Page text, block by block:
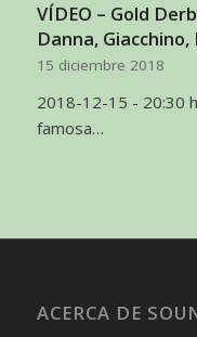
VÍDEO – Gold
Danna,
15 diciembre 2018
2018-12-15 - 20:30
famosa…
ACERCA DE